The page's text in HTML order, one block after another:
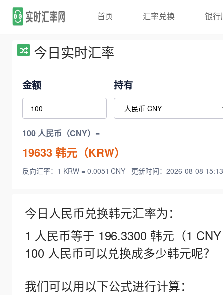
首页 汇率兑换 银行
今日实时汇率
金额 持有
100 人民币（CNY）=
19633韩元（KRW）
反向汇率：1 KRW = 0.0051 CNY 更新时间：2026-08-08
今日人民币兑换韩元汇率为：
1 人民币等于 196.3300 韩元（1
100 人民币可以兑换成多少韩元呢？
我们可以用以下公式进行计算：